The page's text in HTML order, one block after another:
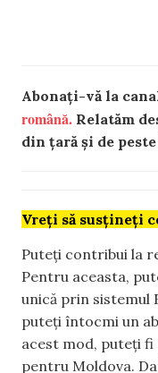
Abonați-vă la
română. Relatăm
din țară și de
Vreți să susțineți
Puteți contribui la
Pentru aceasta,
unică prin sistemul
puteți întocmi un
acest mod, puteți
pentru Moldova.